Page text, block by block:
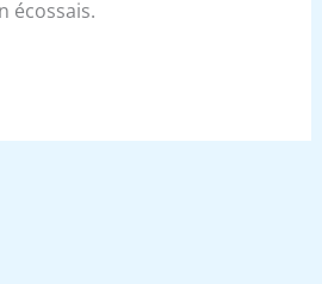
écossais.